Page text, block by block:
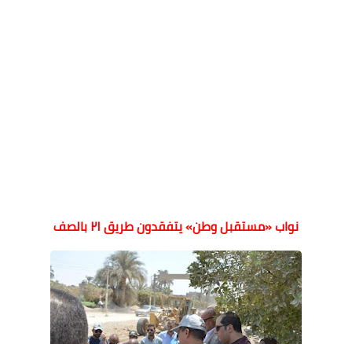
نواب «مستقبل وطن» يتفقدون طريق ٢١ بالصف